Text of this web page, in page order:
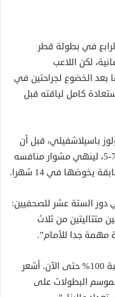
في بطولة قطر
لكن اللاعب
الخضوع لجراحتين في
كامل لياقته قبل
باسيلاشفيلي، قبل أن
يقاتل اللاعب الجورجي ليفوز 3-6 و6-1 و7-5، لينهي مشوار منافسه
في 14 شهرا.
دور الستة عشر للصحفيين:
متتاليتين من ثلاث
مهمة جدا للأمام”.
وزاد: “مثلما قلت سابقا لست جاهزا بنسبة 100% حتى الآن. أشعر
البطولات على